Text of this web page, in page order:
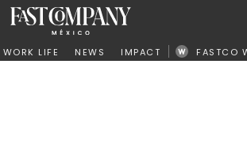
WORK LIFE NEWS IMPACT FASTCO